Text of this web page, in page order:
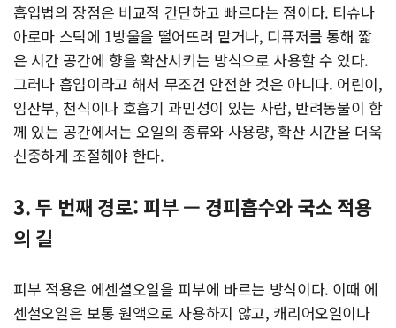
흡입법의 장점은 비교적 간단하고 빠르다는 점이다. 티슈나
아로마 스틱에 1방울을 떨어뜨려 맡거나, 디퓨저를 통해 짧
은 시간 공간에 향을 확산시키는 방식으로 사용할 수 있다.
그러나 흡입이라고 해서 무조건 안전한 것은 아니다. 어린이,
임산부, 천식이나 호흡기 과민성이 있는 사람, 반려동물이 함
께 있는 공간에서는 오일의 종류와 사용량, 확산 시간을 더욱
신중하게 조절해야 한다.
3. 두 번째 경로: 피부 — 경피흡수와 국소 적용
의 길
피부 적용은 에센셜오일을 피부에 바르는 방식이다. 이때 에
센셜오일은 보통 원액으로 사용하지 않고, 캐리어오일이나